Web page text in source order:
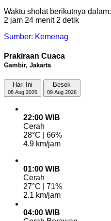
Waktu sholat berikutnya dalam:
2 jam 24 menit 2 detik
Sumber: Kemenag
Prakiraan Cuaca
Gambir, Jakarta
Hari Ini
08 Aug 2026
Besok
09 Aug 2026
22:00 WIB
Cerah
28°C | 66%
4.9 km/jam
01:00 WIB
Cerah
27°C | 71%
2.1 km/jam
04:00 WIB